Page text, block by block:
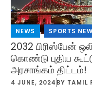
NEWS , SPORTS
2032 பிரிஸ்பேன்
கொண்டு புதிய
அரசாங்கம் திட்டம்!
4 JUNE, 2024 BY TAMIL